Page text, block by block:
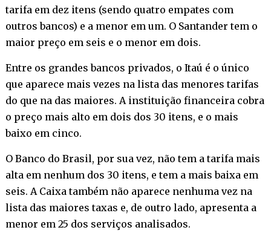
tarifa em dez itens (sendo quatro empates com
outros bancos) e a menor em um. O Santander tem o
maior preço em seis e o menor em dois.
Entre os grandes bancos privados, o Itaú é o único
que aparece mais vezes na lista das menores tarifas
do que na das maiores. A instituição financeira cobra
o preço mais alto em dois dos 30 itens, e o mais
baixo em cinco.
O Banco do Brasil, por sua vez, não tem a tarifa mais
alta em nenhum dos 30 itens, e tem a mais baixa em
seis. A Caixa também não aparece nenhuma vez na
lista das maiores taxas e, de outro lado, apresenta a
menor em 25 dos serviços analisados.